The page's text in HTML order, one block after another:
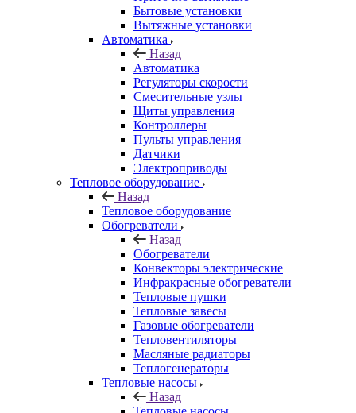
Бытовые установки
Вытяжные установки
Автоматика
Назад
Автоматика
Регуляторы скорости
Смесительные узлы
Щиты управления
Контроллеры
Пульты управления
Датчики
Электроприводы
Тепловое оборудование
Назад
Тепловое оборудование
Обогреватели
Назад
Обогреватели
Конвекторы электрические
Инфракрасные обогреватели
Тепловые пушки
Тепловые завесы
Газовые обогреватели
Тепловентиляторы
Масляные радиаторы
Теплогенераторы
Тепловые насосы
Назад